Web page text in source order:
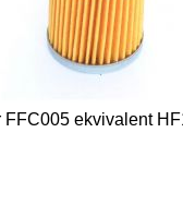
FFC005 ekvivalent